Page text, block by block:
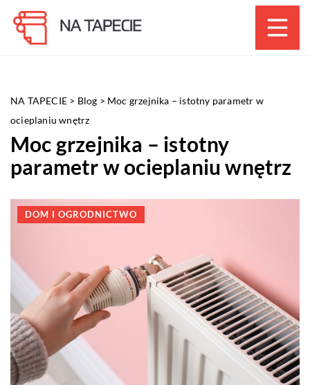
NA TAPECIE > Blog > Moc grzejnika – istotny parametr w
ocieplaniu wnętrz
Moc grzejnika – istotny
parametr w ocieplaniu wnętrz
DOM I OGRODNICTWO